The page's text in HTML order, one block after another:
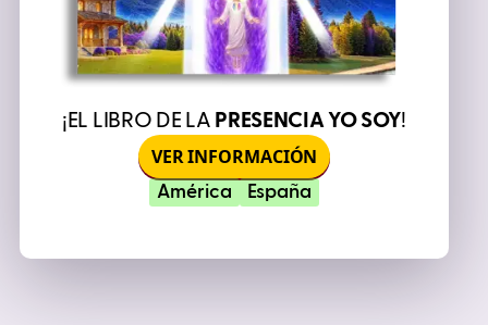
¡EL LIBRO DE LA PRESENCIA YO SOY!
VER INFORMACIÓN
América España